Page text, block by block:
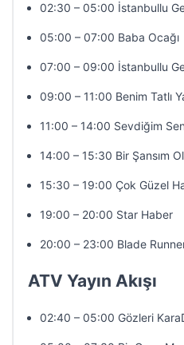
02:30 – 05:00 İstanbullu
05:00 – 07:00 Baba Ocağı
07:00 – 09:00 İstanbullu
09:00 – 11:00 Benim Tatlı
11:00 – 14:00 Sevdiğim
14:00 – 15:30 Bir Şansım
15:30 – 19:00 Çok Güzel
19:00 – 20:00 Star Haber
20:00 – 23:00 Blade
ATV Yayın Akışı
02:40 – 05:00 Gözleri